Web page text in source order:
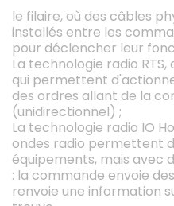
le filaire, où des câbles
installés entre les
pour déclencher leur
La technologie radio
qui permettent
des ordres allant de la
(unidirectionnel) ;
La technologie radio IO
ondes radio permettent
équipements, mais avec
: la commande envoie
renvoie une information